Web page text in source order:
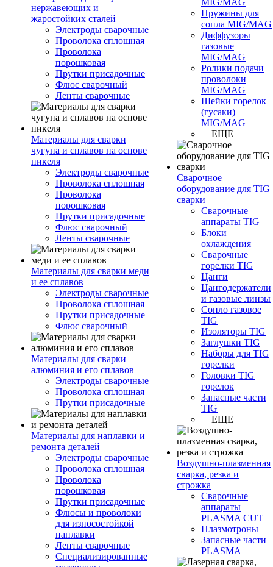
нержавеющих и
жаростойких сталей
Электроды сварочные
Проволока сплошная
Проволока
порошковая
Прутки присадочные
Флюс сварочный
Ленты сварочные
Материалы для сварки
чугуна и сплавов на основе
никеля
Электроды сварочные
Проволока сплошная
Проволока
порошковая
Прутки присадочные
Флюс сварочный
Ленты сварочные
Материалы для сварки меди
и ее сплавов
Электроды сварочные
Проволока сплошная
Прутки присадочные
Флюс сварочный
Материалы для сварки
алюминия и его сплавов
Электроды сварочные
Проволока сплошная
Прутки присадочные
Материалы для наплавки и
ремонта деталей
Электроды сварочные
Проволока сплошная
Проволока
порошковая
Прутки присадочные
Флюсы и проволоки
для износостойкой
наплавки
Ленты сварочные
Специализированные
MIG/MAG
Пружины для
сопла MIG/MAG
Диффузоры
газовые
MIG/MAG
Ролики подачи
проволоки
MIG/MAG
Шейки горелок
(гусаки)
MIG/MAG
+ ЕЩЕ
Сварочное
оборудование для TIG
сварки
Сварочные
аппараты TIG
Блоки
охлаждения
Сварочные
горелки TIG
Цанги
Цангодержатели
и газовые линзы
Сопло газовое
TIG
Изоляторы TIG
Заглушки TIG
Наборы для TIG
горелки
Головки TIG
горелок
Запасные части
TIG
+ ЕЩЕ
Воздушно-плазменная
сварка, резка и
строжка
Сварочные
аппараты
PLASMA CUT
Плазмотроны
Запасные части
PLASMA